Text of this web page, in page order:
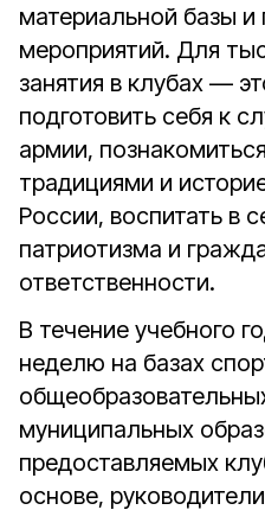
материальной базы и
мероприятий. Для
занятия в клубах —
подготовить себя к
армии,
традициями и
России, воспитать в
патриотизма и
ответственности.
В течение учебного
неделю на базах
муниципальных
предоставляемых
основе,